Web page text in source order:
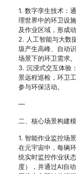
1. 数字孪生技术：
理世界中的环卫设
及作业区域，形成
2. 人工智能与大数
圾产生高峰、自动
场景下的环卫需求。
3. 沉浸式交互体验
景远程巡检，环卫
参与环保活动。
—
二、核心场景构建
1. 智能作业监控场景
在元宇宙中，每辆
统实时监控作业状
度），并通过AI自